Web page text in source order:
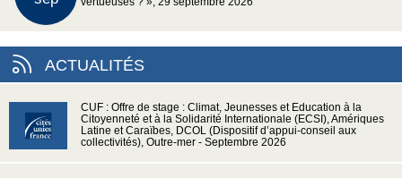
ACTUALITÉS
CUF : Offre de stage : Climat, Jeunesses et Education à la
Citoyenneté et à la Solidarité Internationale (ECSI), Amériques
Latine et Caraïbes, DCOL (Dispositif d’appui-conseil aux
collectivités), Outre-mer - Septembre 2026